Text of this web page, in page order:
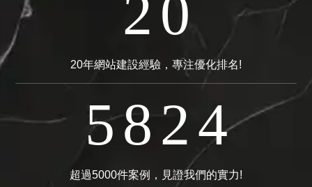
2
1
0
20年網站建設經驗，專注優化排名!
6
5
9
8
3
2
5
4
超過5000件案例，見證我們的實力!
4
3
3
2
7
6
1
0